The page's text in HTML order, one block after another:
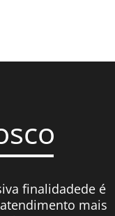
finalidadede é
mais